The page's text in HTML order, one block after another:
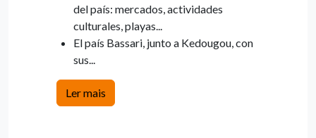
del país: mercados, actividades
culturales, playas...
El país Bassari, junto a Kedougou, con
sus...
Ler mais